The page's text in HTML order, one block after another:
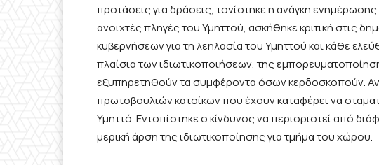
προτάσεις για δράσεις, τονίστηκε η ανάγκη
ανοιχτές πληγές του Υμηττού, ασκήθηκε κριτική στις
κυβερνήσεων για τη λεηλασία του Υμηττού και κάθε
πλαίσια των ιδιωτικοποιήσεων, της
εξυπηρετηθούν τα συμφέροντα όσων κερδοσκοπούν.
πρωτοβουλιών κατοίκων που έχουν καταφέρει να
Υμηττό. Εντοπίστηκε ο κίνδυνος να περιοριστεί από
μερική άρση της ιδιωτικοποίησης για τμήμα του χώρου.